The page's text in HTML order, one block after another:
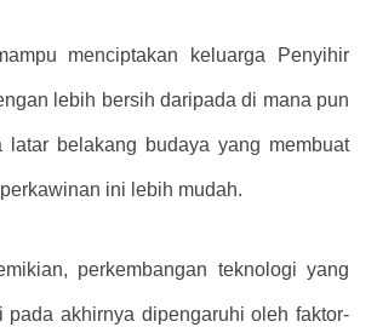
menciptakan keluarga Penyihir
lebih bersih daripada di mana pun
latar belakang budaya yang membuat
ini lebih mudah.
perkembangan teknologi yang
pada akhirnya dipengaruhi oleh faktor-